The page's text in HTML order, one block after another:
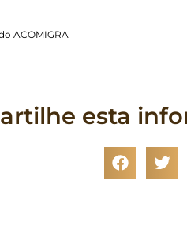
ACOMIGRA
esta